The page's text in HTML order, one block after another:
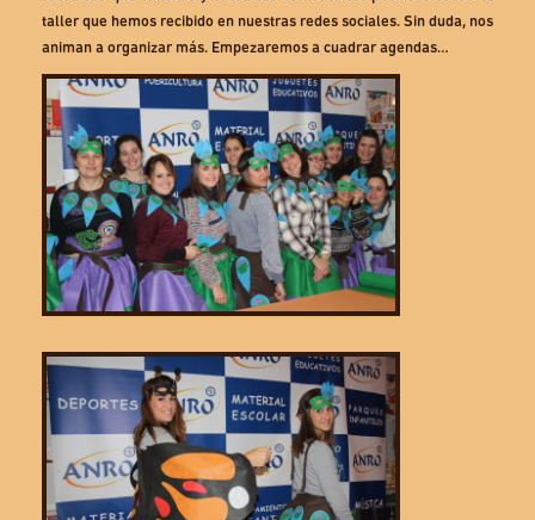
taller que hemos recibido en nuestras redes sociales. Sin duda, nos
animan a organizar más. Empezaremos a cuadrar agendas…